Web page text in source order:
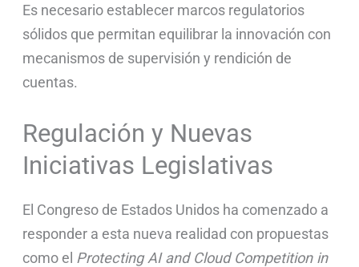
Es necesario establecer marcos regulatorios
sólidos que permitan equilibrar la innovación con
mecanismos de supervisión y rendición de
cuentas.
Regulación y Nuevas
Iniciativas Legislativas
El Congreso de Estados Unidos ha comenzado a
responder a esta nueva realidad con propuestas
como el Protecting AI and Cloud Competition in